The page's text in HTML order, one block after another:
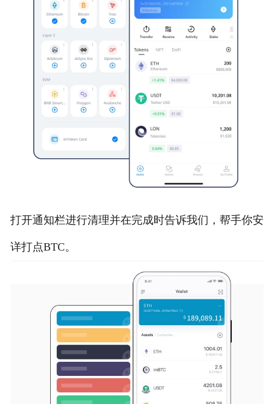
打开通知栏进行清理并在完成时告诉我们，帮手你安
详打点BTC。